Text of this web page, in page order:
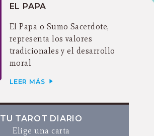
EL PAPA
El Papa o Sumo Sacerdote,
representa los valores
tradicionales y el desarrollo
moral
LEER MÁS
TU TAROT DIARIO
Elige una carta